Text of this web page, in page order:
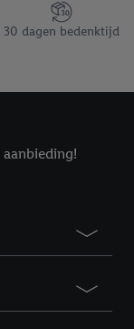
Lidl.be
30 dagen bedenktijd